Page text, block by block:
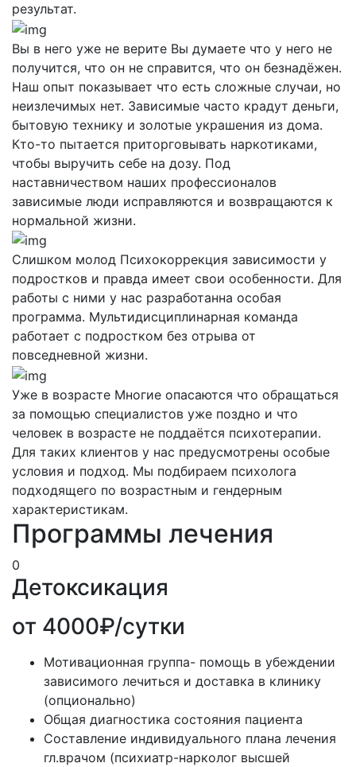
результат.
Вы в него уже не верите Вы думаете что у него не
получится, что он не справится, что он безнадёжен.
Наш опыт показывает что есть сложные случаи, но
неизлечимых нет. Зависимые часто крадут деньги,
бытовую технику и золотые украшения из дома.
Кто-то пытается приторговывать наркотиками,
чтобы выручить себе на дозу. Под
наставничеством наших профессионалов
зависимые люди исправляются и возвращаются к
нормальной жизни.
Слишком молод Психокоррекция зависимости у
подростков и правда имеет свои особенности. Для
работы с ними у нас разработанна особая
программа. Мультидисциплинарная команда
работает с подростком без отрыва от
повседневной жизни.
Уже в возрасте Многие опасаются что обращаться
за помощью специалистов уже поздно и что
человек в возрасте не поддаётся психотерапии.
Для таких клиентов у нас предусмотрены особые
условия и подход. Мы подбираем психолога
подходящего по возрастным и гендерным
характеристикам.
Программы лечения
0
Детоксикация
от 4000₽/сутки
Мотивационная группа- помощь в убеждении
зависимого лечиться и доставка в клинику
(опционально)
Общая диагностика состояния пациента
Составление индивидуального плана лечения
гл.врачом (психиатр-нарколог высшей